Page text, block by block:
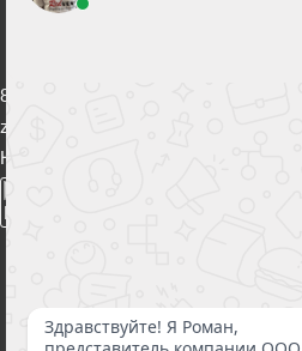
8 (800) 222-00-47
zakaz@redvent.ru
Нужна консультация?